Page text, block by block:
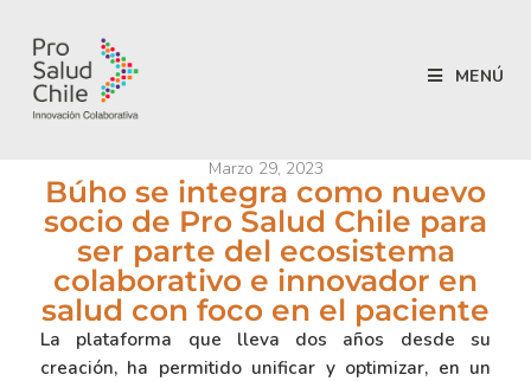
MENÚ
Marzo 29, 2023
Búho se integra como nuevo
socio de Pro Salud Chile para
ser parte del ecosistema
colaborativo e innovador en
salud con foco en el paciente
La plataforma que lleva dos años desde su
creación, ha permitido unificar y optimizar, en un